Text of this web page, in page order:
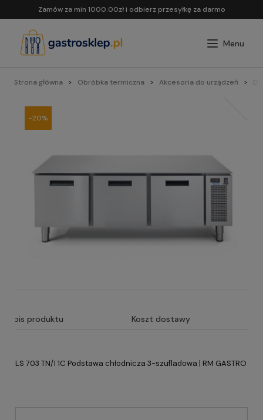
Zamów za min 1000.00zł i odbierz przesyłkę za darmo
Strona główna Obróbka termiczna Akcesoria do urządzeń
-20%
Opis produktu Koszt dostawy
LS 703 TN/I 1C Podstawa chłodnicza 3-szufladowa | RM GASTRO